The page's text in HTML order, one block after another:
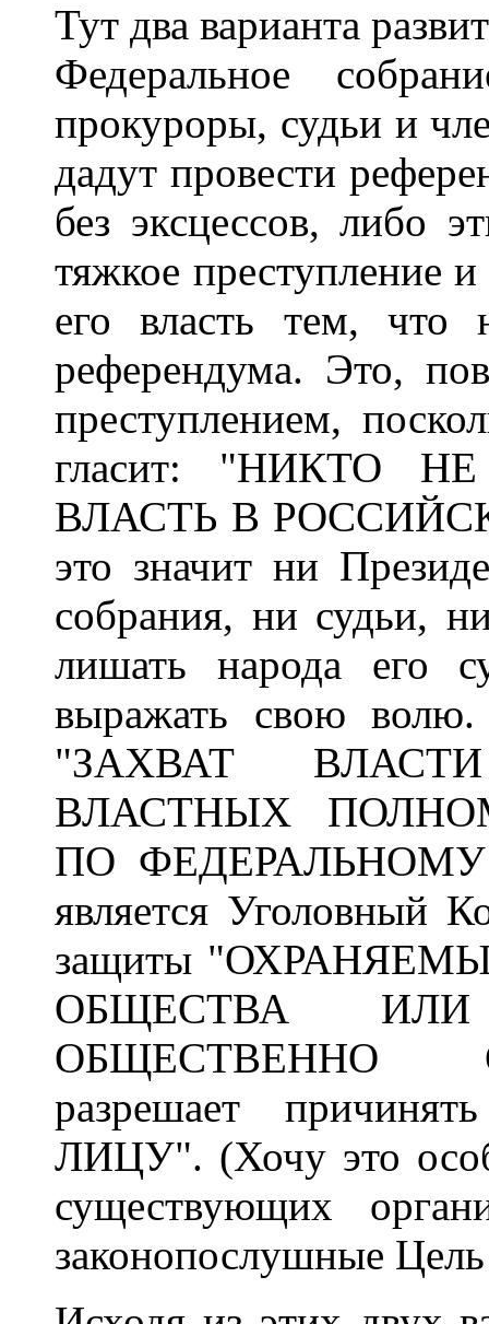
Тут два варианта
Федеральное
прокуроры, судьи и
дадут провести
без эксцессов, либо
тяжкое преступление
его власть тем, что
референдума. Это,
преступлением,
гласит: "НИКТО
ВЛАСТЬ В
это значит ни
собрания, ни судьи,
лишать народа его
выражать свою волю.
"ЗАХВАТ
ВЛАСТНЫХ
ПО ФЕДЕРАЛЬНОМУ
является Уголовный
защиты
ОБЩЕСТВА
ОБЩЕСТВЕННО
разрешает
ЛИЦУ". (Хочу это
существующих
законопослушные